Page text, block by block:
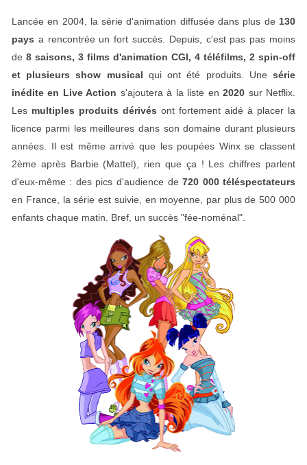
Lancée en 2004, la série d'animation diffusée dans plus de 130
pays a rencontrée un fort succès. Depuis, c'est pas pas moins
de 8 saisons, 3 films d'animation CGI, 4 téléfilms, 2 spin-off
et plusieurs show musical qui ont été produits. Unesérie
inédite en Live Action s'ajoutera à la liste en2020 sur Netflix.
Les multiples produits dérivés ont fortement aidé à placer la
licence parmi les meilleures dans son domaine durant plusieurs
années. Il est même arrivé que les poupées Winx se classent
2ème après Barbie (Mattel), rien que ça ! Les chiffres parlent
d'eux-même : des pics d'audience de720 000 téléspectateurs
en France, la série est suivie, en moyenne, par plus de 500 000
enfants chaque matin. Bref, un succès "fée-noménal".